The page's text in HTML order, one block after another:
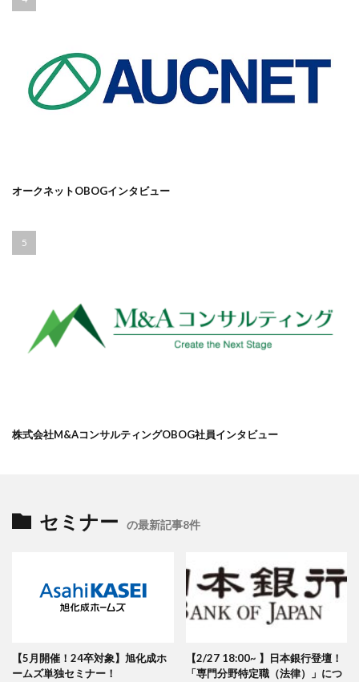
オークネットOBOGインタビュー
株式会社M&AコンサルティングOBOG社員インタビュー
セミナー の最新記事8件
【5月開催！24卒対象】旭化成ホ
ームズ単独セミナー！
【2/27 18:00~ 】日本銀行登壇！
「専門分野特定職（法律）」につ